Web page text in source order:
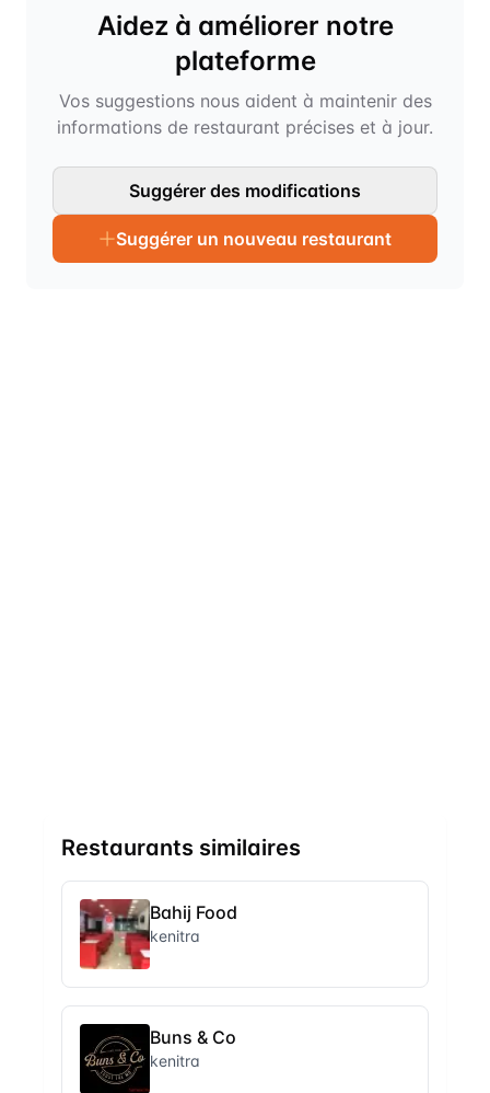
Aidez à améliorer notre
plateforme
Vos suggestions nous aident à maintenir des
informations de restaurant précises et à jour.
Suggérer des modifications
Suggérer un nouveau restaurant
Restaurants similaires
Bahij Food
kenitra
Buns & Co
kenitra